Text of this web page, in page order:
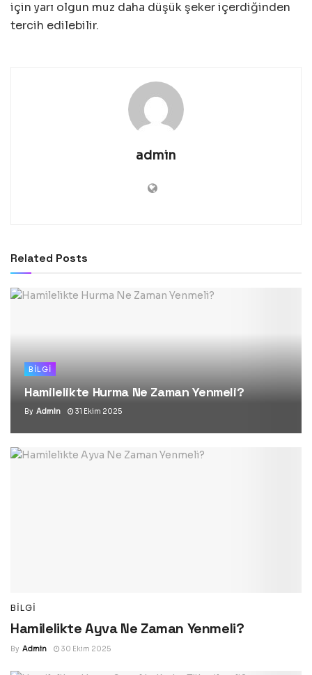
için yarı olgun muz daha düşük şeker içerdiğinden
tercih edilebilir.
admin
Related Posts
BILGI
Hamilelikte Hurma Ne Zaman Yenmeli?
By Admin 31 Ekim 2025
BILGI
Hamilelikte Ayva Ne Zaman Yenmeli?
By Admin 30 Ekim 2025